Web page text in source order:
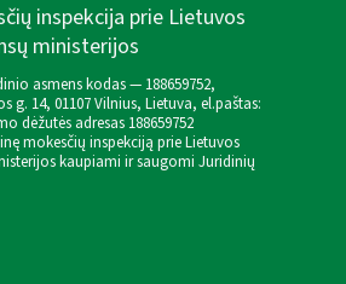
inspekcija prie Lietuvos
ministerijos
asmens kodas — 188659752,
g. 14, 01107 Vilnius, Lietuva, el.paštas:
dėžutės adresas 188659752
mokesčių inspekciją prie Lietuvos
kaupiami ir saugomi Juridinių